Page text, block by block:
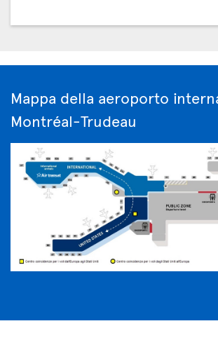
Mappa della aeroporto
Montréal-Trudeau